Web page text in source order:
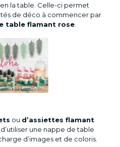
la table. Celle-ci permet
de déco à commencer par
table flamant rose.
ou d’assiettes flamant
une nappe de table
d’images et de coloris.